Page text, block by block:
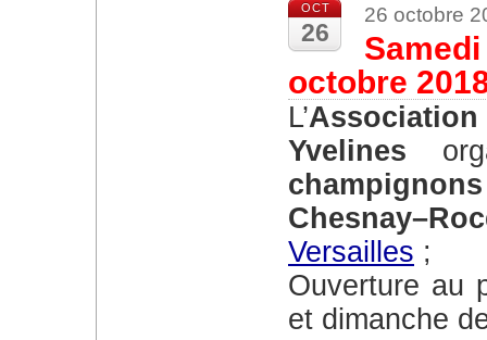
OCT
26
26 octobre
octobre
L’
Yvelines
champignons
Versailles ;
Ouverture au public samedi de 14 h à 17h30
et dimanche